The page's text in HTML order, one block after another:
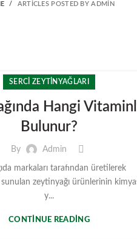
ARTICLES POSTED BY ADMIN
SERCİ ZEYTİNYAĞLARI
Hangi
Bulunur?
By Admin
markaları tarafından üretilerek
sunulan zeytinyağı ürünlerinin
y...
CONTINUE READING